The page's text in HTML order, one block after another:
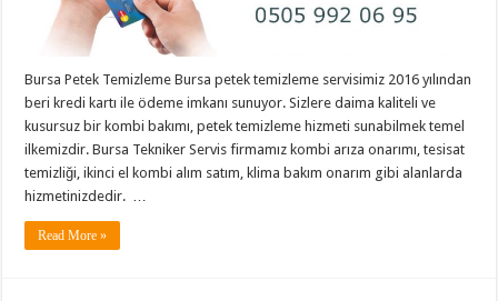
Bursa Petek Temizleme Bursa petek temizleme servisimiz 2016 yılından
beri kredi kartı ile ödeme imkanı sunuyor. Sizlere daima kaliteli ve
kusursuz bir kombi bakımı, petek temizleme hizmeti sunabilmek temel
ilkemizdir. Bursa Tekniker Servis firmamız kombi arıza onarımı, tesisat
temizliği, ikinci el kombi alım satım, klima bakım onarım gibi alanlarda
hizmetinizdedir. …
Read More »